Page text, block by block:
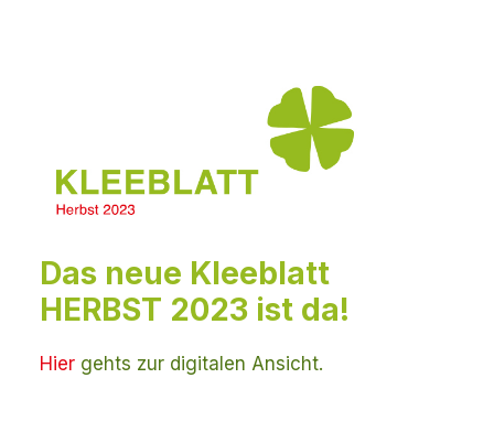
Das neue Kleeblatt
HERBST 2023 ist da!
Hier gehts zur digitalen Ansicht.